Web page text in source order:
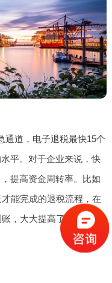
通道，电子退税最快15个
平。对于企业来说，快
提高资金周转率。比如
能完成的退税流程，在
，大大提高了企业的资